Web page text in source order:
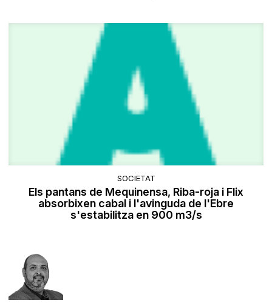
SOCIETAT
Els pantans de Mequinensa, Riba-roja i Flix
absorbixen cabal i l'avinguda de l'Ebre
s'estabilitza en 900 m3/s